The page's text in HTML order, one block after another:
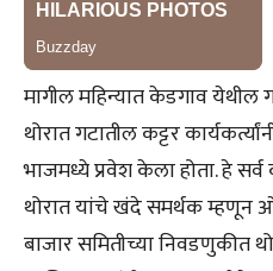
मागील महिन्यात केडगाव येथील
थोरात गटातील कट्टर
भाजमध्ये प्रवेश केला होता. हे
थोरात यांचे खंदे समर्थक म्हणून
बाजार समितीच्या निवडणुकीत